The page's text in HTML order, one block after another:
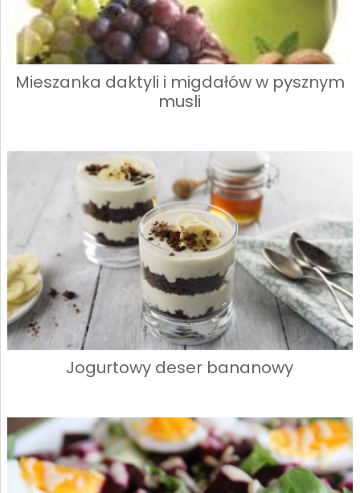
Mieszanka daktyli i migdałów w pysznym
musli
Jogurtowy deser bananowy